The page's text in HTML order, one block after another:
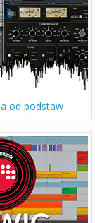
od podstaw